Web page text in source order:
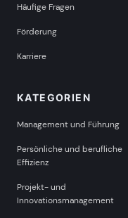
Häufige Fragen
Förderung
Karriere
KATEGORIEN
Management und Führung
Persönliche und berufliche
Effizienz
Projekt- und
Innovationsmanagement